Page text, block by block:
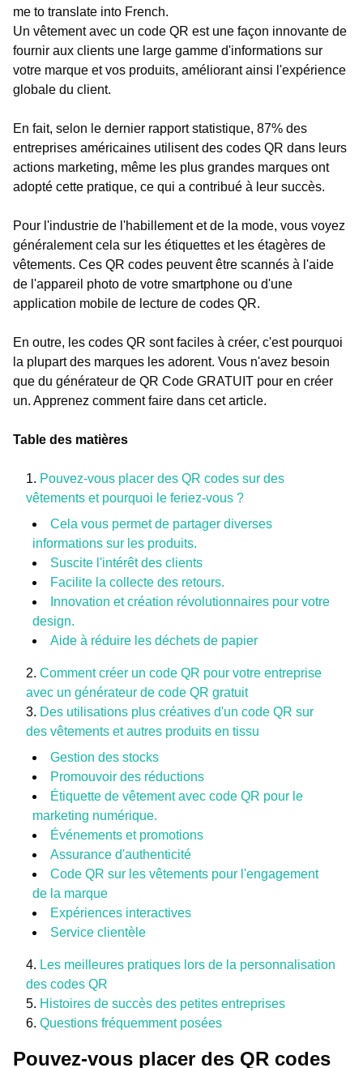
me to translate into French.
Un vêtement avec un code QR est une façon innovante de
fournir aux clients une large gamme d'informations sur
votre marque et vos produits, améliorant ainsi l'expérience
globale du client.
En fait, selon le dernier rapport statistique, 87% des
entreprises américaines utilisent des codes QR dans leurs
actions marketing, même les plus grandes marques ont
adopté cette pratique, ce qui a contribué à leur succès.
Pour l'industrie de l'habillement et de la mode, vous voyez
généralement cela sur les étiquettes et les étagères de
vêtements. Ces QR codes peuvent être scannés à l'aide
de l'appareil photo de votre smartphone ou d'une
application mobile de lecture de codes QR.
En outre, les codes QR sont faciles à créer, c'est pourquoi
la plupart des marques les adorent. Vous n'avez besoin
que du générateur de QR Code GRATUIT pour en créer
un. Apprenez comment faire dans cet article.
Table des matières
Pouvez-vous placer des QR codes sur des
vêtements et pourquoi le feriez-vous ?
Cela vous permet de partager diverses
informations sur les produits.
Suscite l'intérêt des clients
Facilite la collecte des retours.
Innovation et création révolutionnaires pour votre
design.
Aide à réduire les déchets de papier
Comment créer un code QR pour votre entreprise
avec un générateur de code QR gratuit
Des utilisations plus créatives d'un code QR sur
des vêtements et autres produits en tissu
Gestion des stocks
Promouvoir des réductions
Étiquette de vêtement avec code QR pour le
marketing numérique.
Événements et promotions
Assurance d'authenticité
Code QR sur les vêtements pour l'engagement
de la marque
Expériences interactives
Service clientèle
Les meilleures pratiques lors de la personnalisation
des codes QR
Histoires de succès des petites entreprises
Questions fréquemment posées
Pouvez-vous placer des QR codes